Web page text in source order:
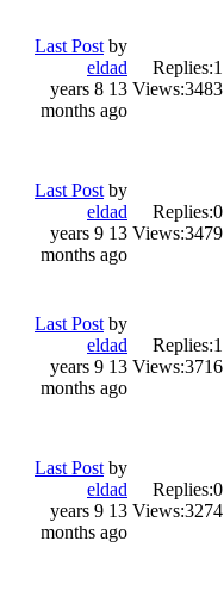
Replies:1
Views:3483
Last Post by
eldad
13 years 8
months ago
Replies:0
Views:3479
Last Post by
eldad
13 years 9
months ago
Replies:1
Views:3716
Last Post by
eldad
13 years 9
months ago
Replies:0
Views:3274
Last Post by
eldad
13 years 9
months ago